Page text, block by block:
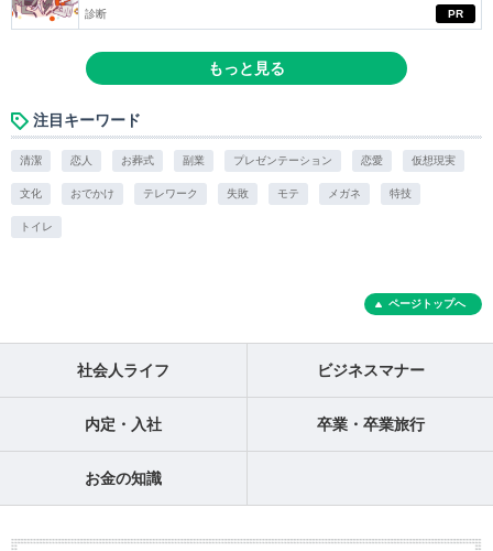
PR
診断
もっと見る
注目キーワード
清潔 恋人 お葬式 副業 プレゼンテーション 恋愛 仮想現実
文化 おでかけ テレワーク 失敗 モテ メガネ 特技
トイレ
ページトップへ
社会人ライフ ビジネスマナー
内定・入社 卒業・卒業旅行
お金の知識